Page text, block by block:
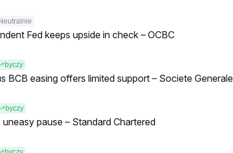
Neutralnie
Fed keeps upside in check – OCBC
byczy
BCB easing offers limited support – Societe Generale
byczy
pause – Standard Chartered